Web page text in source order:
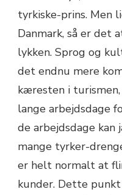
tyrkiske-prins. Men
Danmark, så er det
lykken. Sprog og
det endnu mere
kæresten i
lange arbejdsdage
de arbejdsdage kan
mange tyrker-
er helt normalt at
kunder. Dette